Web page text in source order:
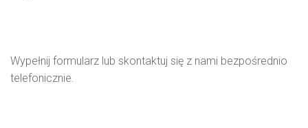
Wypełnij formularz lub skontaktuj się z nami bezpośrednio
telefonicznie.